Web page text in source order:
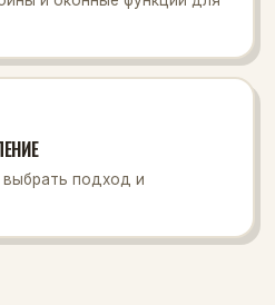
подход и